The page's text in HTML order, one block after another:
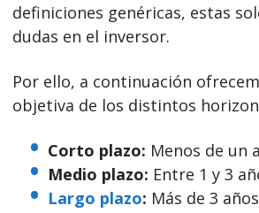
definiciones genéricas, estas
dudas en el inversor.
Por ello, a continuación
objetiva de los distintos
Corto plazo: Menos de un
Medio plazo: Entre 1 y 3
Largo plazo: Más de 3